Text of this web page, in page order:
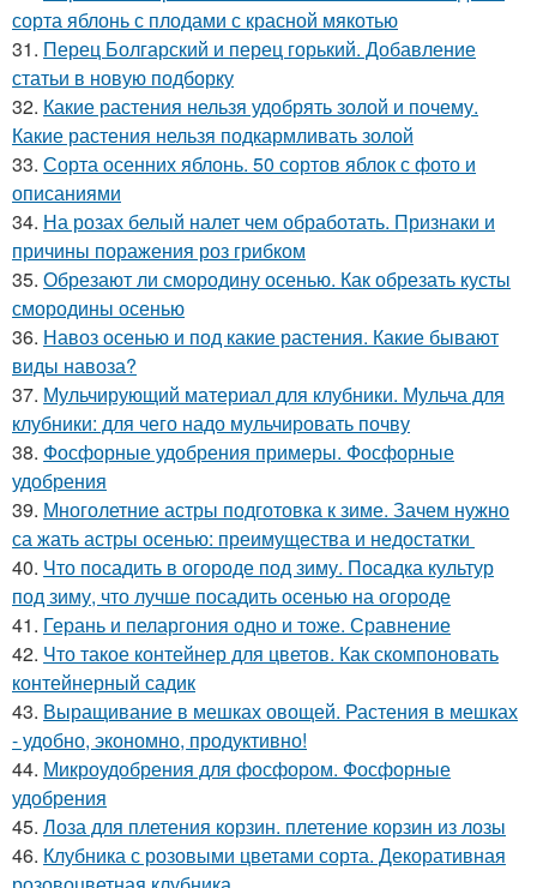
сорта яблонь с плодами с красной мякотью
31. Перец Болгарский и перец горький. Добавление
статьи в новую подборку
32. Какие растения нельзя удобрять золой и почему.
Какие растения нельзя подкармливать золой
33. Сорта осенних яблонь. 50 сортов яблок с фото и
описаниями
34. На розах белый налет чем обработать. Признаки и
причины поражения роз грибком
35. Обрезают ли смородину осенью. Как обрезать кусты
смородины осенью
36. Навоз осенью и под какие растения. Какие бывают
виды навоза?
37. Мульчирующий материал для клубники. Мульча для
клубники: для чего надо мульчировать почву
38. Фосфорные удобрения примеры. Фосфорные
удобрения
39. Многолетние астры подготовка к зиме. Зачем нужно
са жать астры осенью: преимущества и недостатки
40. Что посадить в огороде под зиму. Посадка культур
под зиму, что лучше посадить осенью на огороде
41. Герань и пеларгония одно и тоже. Сравнение
42. Что такое контейнер для цветов. Как скомпоновать
контейнерный садик
43. Выращивание в мешках овощей. Растения в мешках
- удобно, экономно, продуктивно!
44. Микроудобрения для фосфором. Фосфорные
удобрения
45. Лоза для плетения корзин. плетение корзин из лозы
46. Клубника с розовыми цветами сорта. Декоративная